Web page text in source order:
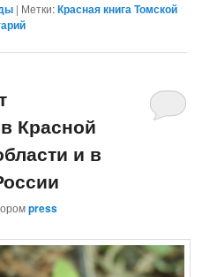
| Метки:Красная книга Томской
Красной
и в
press